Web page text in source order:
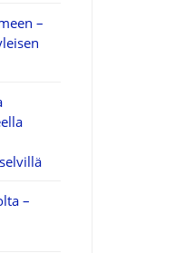
–
–